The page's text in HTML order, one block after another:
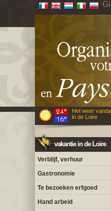
Het weer
in de Loire
vakantie in de Loire
Verblijf, verhuur
Gastronomie
Te bezoeken erfgoed
Hand arbeid